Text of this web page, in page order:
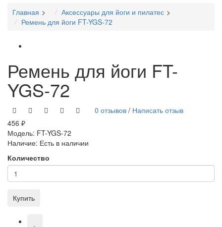
Главная
Аксессуары для йоги и пилатес
Ремень для йоги FT-YGS-72
Ремень для йоги FT-
YGS-72
0 отзывов / Написать отзыв
456 ₽
Модель: FT-YGS-72
Наличие: Есть в наличии
Количество
Купить